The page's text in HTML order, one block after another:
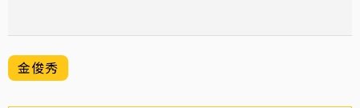
金俊秀